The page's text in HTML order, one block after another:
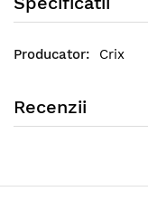
Clin
la 500 ml se
se sterge riguros
Crix
Recenzii